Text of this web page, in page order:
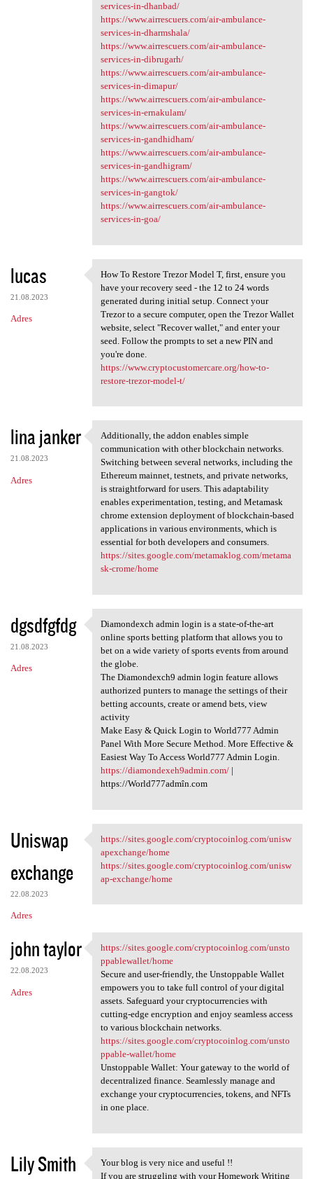
services-in-dhanbad/
https://www.airrescuers.com/air-ambulance-
services-in-dharmshala/
https://www.airrescuers.com/air-ambulance-
services-in-dibrugarh/
https://www.airrescuers.com/air-ambulance-
services-in-dimapur/
https://www.airrescuers.com/air-ambulance-
services-in-ernakulam/
https://www.airrescuers.com/air-ambulance-
services-in-gandhidham/
https://www.airrescuers.com/air-ambulance-
services-in-gandhigram/
https://www.airrescuers.com/air-ambulance-
services-in-gangtok/
https://www.airrescuers.com/air-ambulance-
services-in-goa/
lucas
21.08.2023
Adres
How To Restore Trezor Model T
How To Restore Trezor Model T, first, ensure you
have your recovery seed - the 12 to 24 words
generated during initial setup. Connect your
Trezor to a secure computer, open the Trezor Wallet
website, select "Recover wallet," and enter your
seed. Follow the prompts to set a new PIN and
you're done.
https://www.cryptocustomercare.org/how-to-
restore-trezor-model-t/
lina janker
21.08.2023
Adres
Additionally, the addon
Additionally, the addon enables simple
communication with other blockchain networks.
Switching between several networks, including the
Ethereum mainnet, testnets, and private networks,
is straightforward for users. This adaptability
enables experimentation, testing, and Metamask
chrome extension deployment of blockchain-based
applications in various environments, which is
essential for both developers and consumers.
https://sites.google.com/metamaklog.com/metama
sk-crome/home
dgsdfgfdg
21.08.2023
Adres
Diamondexch admin login is a
Diamondexch admin login is a state-of-the-art
online sports betting platform that allows you to
bet on a wide variety of sports events from around
the globe.
The Diamondexch9 admin login feature allows
authorized punters to manage the settings of their
betting accounts, create or amend bets, view
activity
Make Easy & Quick Login to World777 Admin
Panel With More Secure Method. More Effective &
Easiest Way To Access World777 Admin Login.
https://diamondexeh9admin.com/|
https://World777admîn.com
Uniswap
exchange
22.08.2023
Adres
https://sites.google.com
https://sites.google.com/cryptocoinlog.com/unisw
apexchange/home
https://sites.google.com/cryptocoinlog.com/unisw
ap-exchange/home
john taylor
22.08.2023
Adres
https://sites.google.com
https://sites.google.com/cryptocoinlog.com/unsto
ppablewallet/home
Secure and user-friendly, the Unstoppable Wallet
empowers you to take full control of your digital
assets. Safeguard your cryptocurrencies with
cutting-edge encryption and enjoy seamless access
to various blockchain networks.
https://sites.google.com/cryptocoinlog.com/unsto
ppable-wallet/home
Unstoppable Wallet: Your gateway to the world of
decentralized finance. Seamlessly manage and
exchange your cryptocurrencies, tokens, and NFTs
in one place.
Lily Smith Your blog is very nice and
Your blog is very nice and useful !!
If you are struggling with your Homework Writing